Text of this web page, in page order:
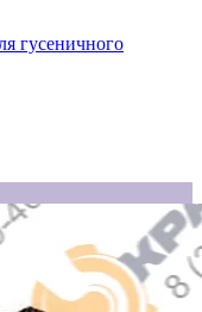
гусеничного